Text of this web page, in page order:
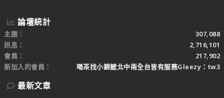
論壇統計
主題
307,088
訊息
2,716,101
會員
217,902
新加入的會員
喝茶找小錦鯉北中南全台皆有服務Gleezy：tw3
最新文章